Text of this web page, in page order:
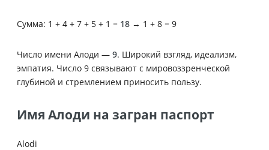
Сумма: 1 + 4 + 7 + 5 + 1 = 18 → 1 + 8 = 9
Число имени Алоди — 9. Широкий взгляд, идеализм,
эмпатия. Число 9 связывают с мировоззренческой
глубиной и стремлением приносить пользу.
Имя Алоди на загран паспорт
Alodi